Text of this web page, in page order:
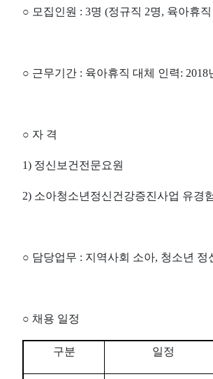
○ 모집인원 : 3명 (정규직 2명, 육아휴직
○ 근무기간 : 육아휴직 대체 인력: 2018
○ 자 격
1) 정신보건전문요원
2) 소아청소년정신건강증진사업 유경
○ 담당업무 : 지역사회 소아, 청소년 정
○ 채용 일정
구분 일정